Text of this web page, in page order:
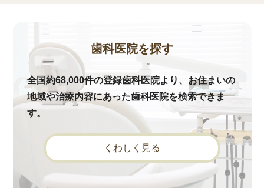
歯科医院を探す
全国約68,000件の登録歯科医院より、お住まいの
地域や治療内容にあった歯科医院を検索できま
す。
くわしく見る